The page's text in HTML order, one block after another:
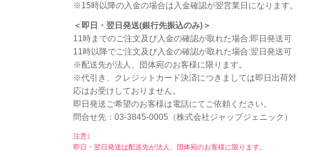
※15時以降の入金の場合は入金確認が翌営業日になります。
＜即日・翌日発送(銀行先振込のみ)＞
11時までのご注文及び入金の確認が取れた場合:即日発送可
11時以降でご注文及び入金の確認が取れた場合:翌日発送可
※配送先が法人、団体宛のお客様に限ります。
※代引き、クレジットカード決済につきましては即日出荷対
応はお受けしておりません。
即日発送ご希望のお客様は電話にてご依頼ください。
問合せ先：03-3845-0005（株式会社ジャップジェニック）
注意）
即日・翌日発送は配送先が法人、団体宛のお客様に限ります。